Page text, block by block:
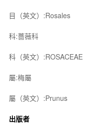
目（英文）:Rosales
科:薔薇科
科（英文）:ROSACEAE
屬:梅屬
屬（英文）:Prunus
出版者